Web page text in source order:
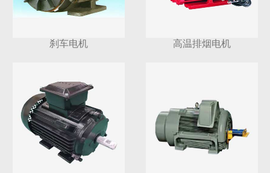
刹车电机 高温排烟电机